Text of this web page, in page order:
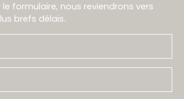
le formulaire, nous reviendrons vers
brefs délais.